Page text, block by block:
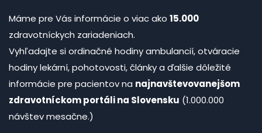
Máme pre Vás informácie o viac ako 15.000
zdravotníckych zariadeniach.
Vyhľadajte si ordinačné hodiny ambulancií, otváracie
hodiny lekární, pohotovosti, články a ďalšie dôležité
informácie pre pacientov na najnavštevovanejšom
zdravotníckom portáli na Slovensku (1.000.000
návštev mesačne.)